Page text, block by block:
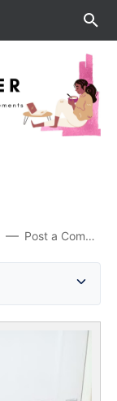
Post a Comment